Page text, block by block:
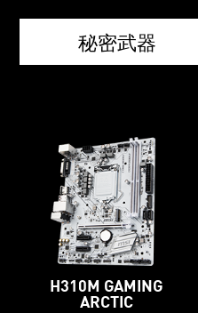
秘密武器
H310M GAMING
ARCTIC